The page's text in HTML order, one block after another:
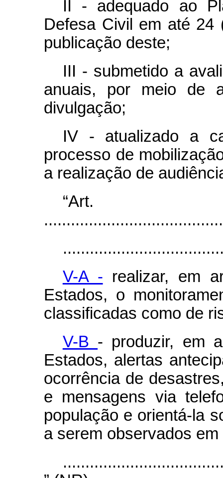
II - adequado ao
Defesa Civil em até 24
publicação deste;
III - submetido a
anuais, por meio de
divulgação;
IV - atualizado a
processo de
a realização de
V-A - realizar, em
Estados, o
classificadas como de
V-B - produzir, em
Estados, alertas
ocorrência de
e mensagens via
população e orientá-la
a serem observados